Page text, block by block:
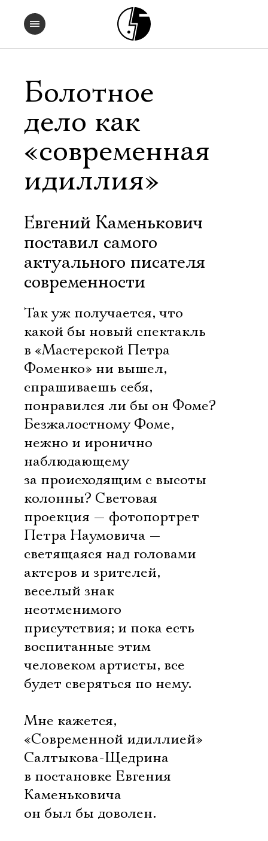
Болотное
дело как
«современная
идиллия»
Евгений Каменькович
поставил самого
актуального писателя
современности
Так уж получается, что
какой бы новый спектакль
в «Мастерской Петра
Фоменко» ни вышел,
спрашиваешь себя,
понравился ли бы он Фоме?
Безжалостному Фоме,
нежно и иронично
наблюдающему
за происходящим с высоты
колонны? Световая
проекция — фотопортрет
Петра Наумовича —
светящаяся над головами
актеров и зрителей,
веселый знак
неотменимого
присутствия; и пока есть
воспитанные этим
человеком артисты, все
будет сверяться по нему.
Мне кажется,
«Современной идиллией»
Салтыкова-Щедрина
в постановке Евгения
Каменьковича
он был бы доволен.